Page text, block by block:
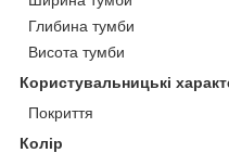
Глибина тумби
Висота тумби
Користувальницькі
Покриття
Колір